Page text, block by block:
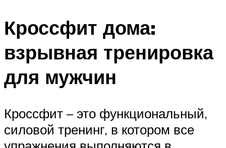
Кроссфит дома:
взрывная тренировка
для мужчин
Кроссфит – это функциональный,
силовой тренинг, в котором все